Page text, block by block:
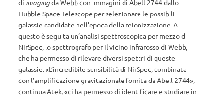
di imagingda Webb con immagini di Abell 2744 dallo
Hubble Space Telescope per selezionare le possibili
galassie candidate nell’epoca della reionizzazione. A
questo è seguita un’analisi spettroscopica per mezzo di
NirSpec, lo spettrografo per il vicino infrarosso di Webb,
che ha permesso di rilevare diversi spettri di queste
galassie. «L’incredibile sensibilità di NirSpec, combinata
con l’amplificazione gravitazionale fornita da Abell 2744»,
continua Atek, «ci ha permesso di identificare e studiare in